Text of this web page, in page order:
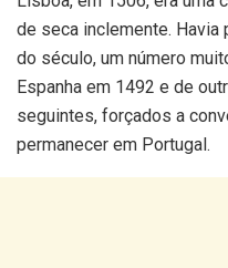
de seca inclemente. Havia
do século, um número
Espanha em 1492 e de
seguintes, forçados a
permanecer em Portugal.